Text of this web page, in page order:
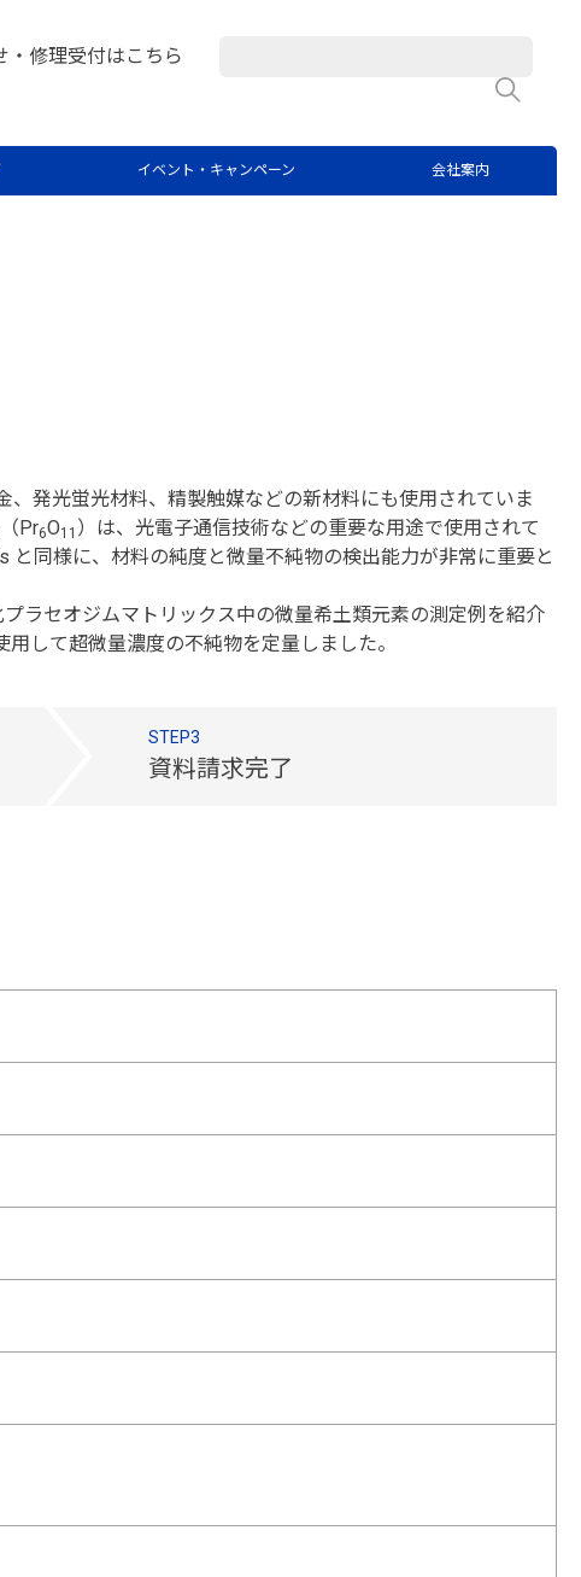
・修理受付はこちら
会社案内
イベント・キャンペーン
類不純物の直接定量法
発光蛍光材料、精製触媒などの新材料にも使用されていま
Pr6O11 ）は、光電子通信技術などの重要な用途で使用されて
同様に、材料の純度と微量不純物の検出能力が非常に重要と
ラセオジムマトリックス中の微量希土類元素の測定例を紹介
して超微量濃度の不純物を定量しました。
STEP3
資料請求完了